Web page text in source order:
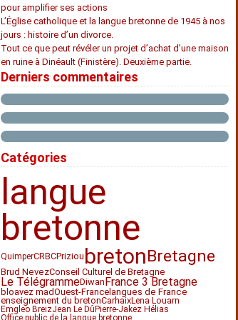
pour amplifier ses actions
L’Église catholique et la langue bretonne de 1945 à nos
jours : histoire d’un divorce.
Tout ce que peut révéler un projet d’achat d’une maison
en ruine à Dinéault (Finistère). Deuxième partie.
Derniers commentaires
Catégories
langue
bretonne
QuimperCRBCPriziou bretonBretagne
Brud NevezConseil Culturel de Bretagne
Le TélégrammeDiwanFrance 3 Bretagne
bloavez madOuest-France langues de France
enseignement du bretonCarhaixLena Louarn
Emgleo BreizJean Le Dû Pierre-Jakez Hélias
Office public de la langue bretonne